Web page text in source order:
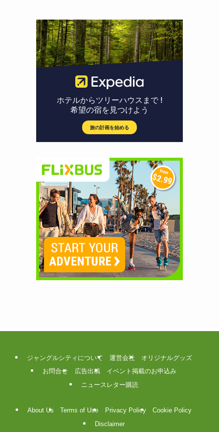
ジャングルシティについて 運営会社
オリジナルグッズ
お問合せ
広告出稿
イベント掲載のお申込み
ニュースレター購読
About Us Terms of Use Privacy Policy
Cookie Policy
Disclaimer